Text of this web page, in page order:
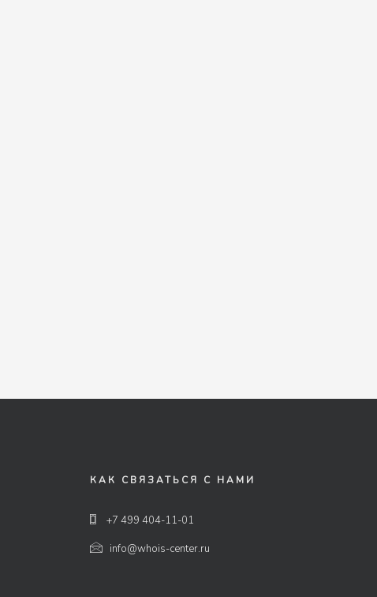
КАК СВЯЗАТЬСЯ С НАМИ
+7 499 404-11-01
info@whois-center.ru